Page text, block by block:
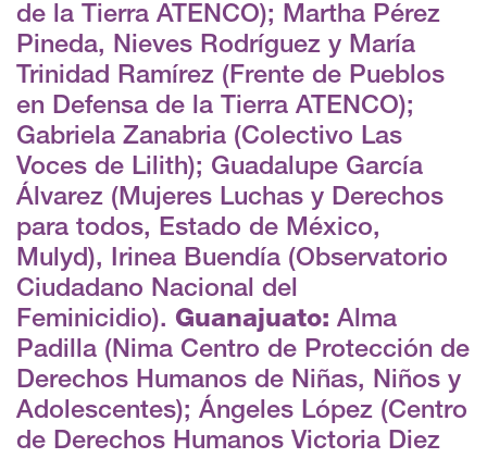
de la Tierra ATENCO); Martha Pérez
Pineda, Nieves Rodríguez y María
Trinidad Ramírez (Frente de Pueblos
en Defensa de la Tierra ATENCO);
Gabriela Zanabria (Colectivo Las
Voces de Lilith); Guadalupe García
Álvarez (Mujeres Luchas y Derechos
para todos, Estado de México,
Mulyd), Irinea Buendía (Observatorio
Ciudadano Nacional del
Feminicidio). Guanajuato: Alma
Padilla (Nima Centro de Protección de
Derechos Humanos de Niñas, Niños y
Adolescentes); Ángeles López (Centro
de Derechos Humanos Victoria Diez